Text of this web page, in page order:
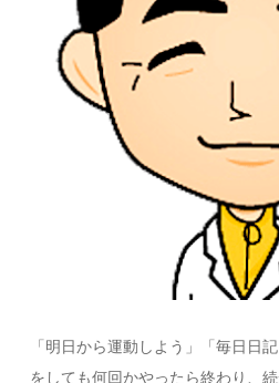
「明日から運動しよう」「毎日日
をしても何回かやったら終わり、